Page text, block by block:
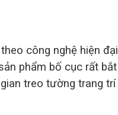
công nghệ hiện đại
phẩm bố cục rất bắt
treo tường trang trí